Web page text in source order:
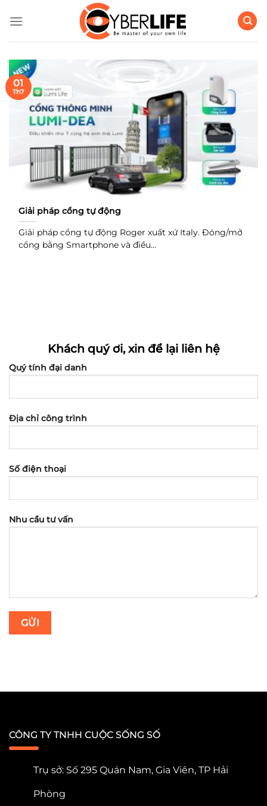
qua
Giải pháp cổng tự động
Giải pháp cổng tự động Roger xuất xứ Italy. Đóng/mở
cổng bằng Smartphone và điều...
01
Th7
Khách quý ơi, xin để lại liên hệ
Quý tính đại danh
Địa chỉ công trình
Số điện thoại
Nhu cầu tư vấn
CÔNG TY TNHH CUỘC SỐNG SỐ
Trụ sở: Số 295 Quán Nam, Gia Viên, TP Hải
Phòng